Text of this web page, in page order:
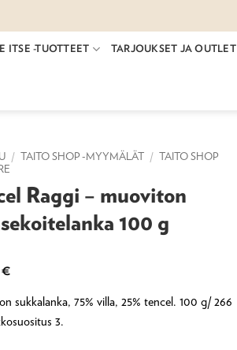
ITSE -TUOTTEET TARJOUKSET JA OUTLET
/ TAITO SHOP -MYYMÄLÄT / TAITO SHOP
Raggi – muoviton
100 g
€
sukkalanka, 75% villa, 25% tencel. 100 g/ 266
3.